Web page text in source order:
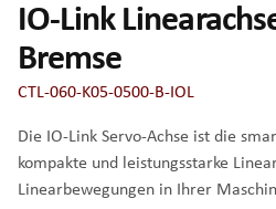
IO-Link
Bremse
CTL-060-K05-0500-B-IOL
Die IO-Link Servo-Achse ist die
kompakte und leistungsstarke
Linearbewegungen in Ihrer